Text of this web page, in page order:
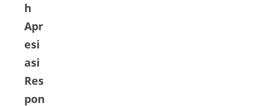
h
Apr
esi
asi
Res
pon